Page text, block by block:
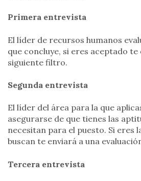
Primera entrevista
El líder de recursos humanos
que concluye, si eres aceptado te
siguiente filtro.
Segunda entrevista
El líder del área para la que
asegurarse de que tienes las
necesitan para el puesto. Si eres
buscan te enviará a una
Tercera entrevista